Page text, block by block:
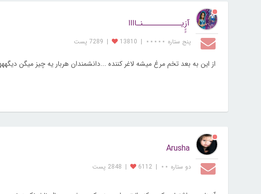
آزِِِِیـــــــــــنـاااا
پنج ستاره ⋆⋆⋆⋆⋆ |
13810
| 7289 پست
از این به بعد تخم مرغ میشه لاغر کننده ...دانشمندان هربار یه چیز میگن
Arusha
دو ستاره ⋆⋆ |
6112
| 2848 پست